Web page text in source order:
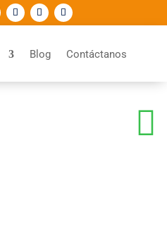
Blog Contáctanos
